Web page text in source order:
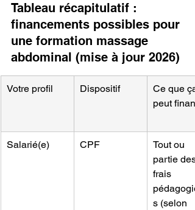
Tableau récapitulatif :
financements possibles pour
une formation massage
abdominal (mise à jour 2026)
Votre profil Dispositif
Ce que ça
peut
Salarié(e) CPF
Tout ou
partie des
frais
s (selon